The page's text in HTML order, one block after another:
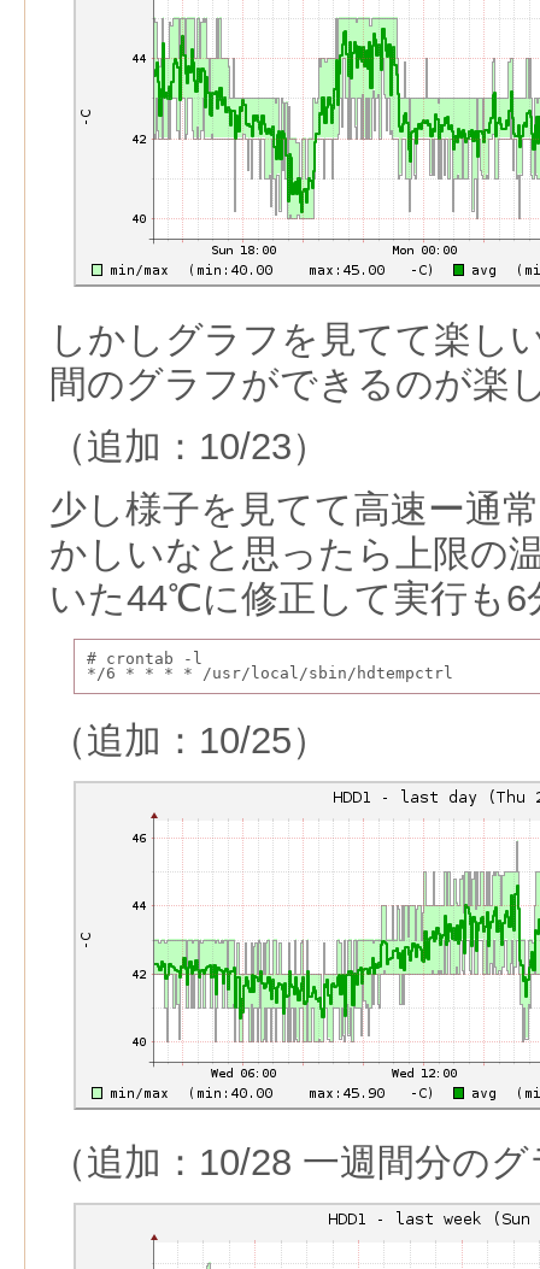
しかしグラフを見てて楽し
間のグラフができるのが楽
（追加：10/23）
少し様子を見てて高速ー通
かしいなと思ったら上限の
いた44℃に修正して実行も6
# crontab -l
*/6 * * * * /usr/local/sbin/hdtempctrl
（追加：10/25）
（追加：10/28 一週間分の